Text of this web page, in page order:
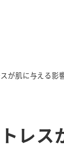
が肌に与える影
レ